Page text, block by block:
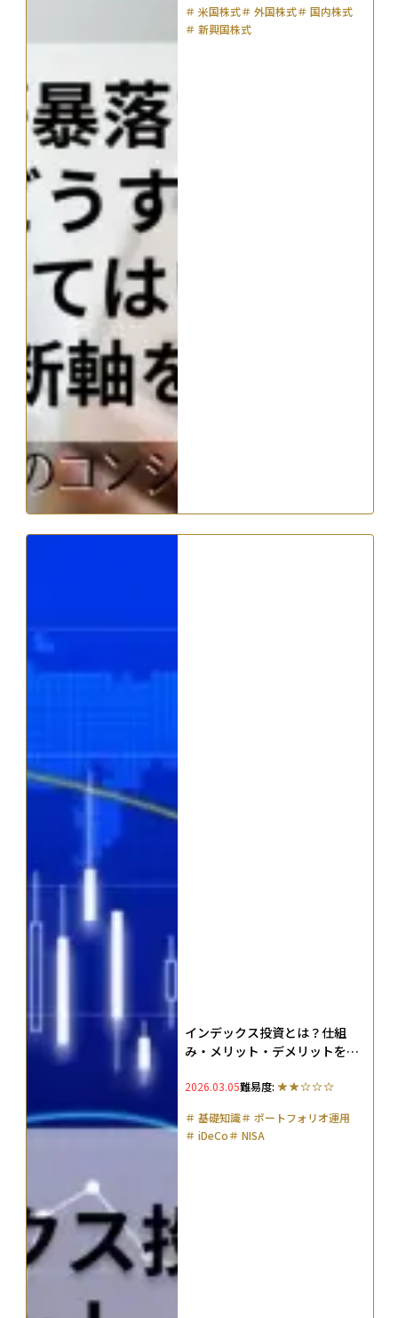
＃ 米国株式＃ 外国株式＃ 国内株式
＃ 新興国株式
インデックス投資とは？仕組
み・メリット・デメリットをわ
2026.03.05難易度:
＃ 基礎知識＃ ポートフォリオ運用
＃ iDeCo＃ NISA